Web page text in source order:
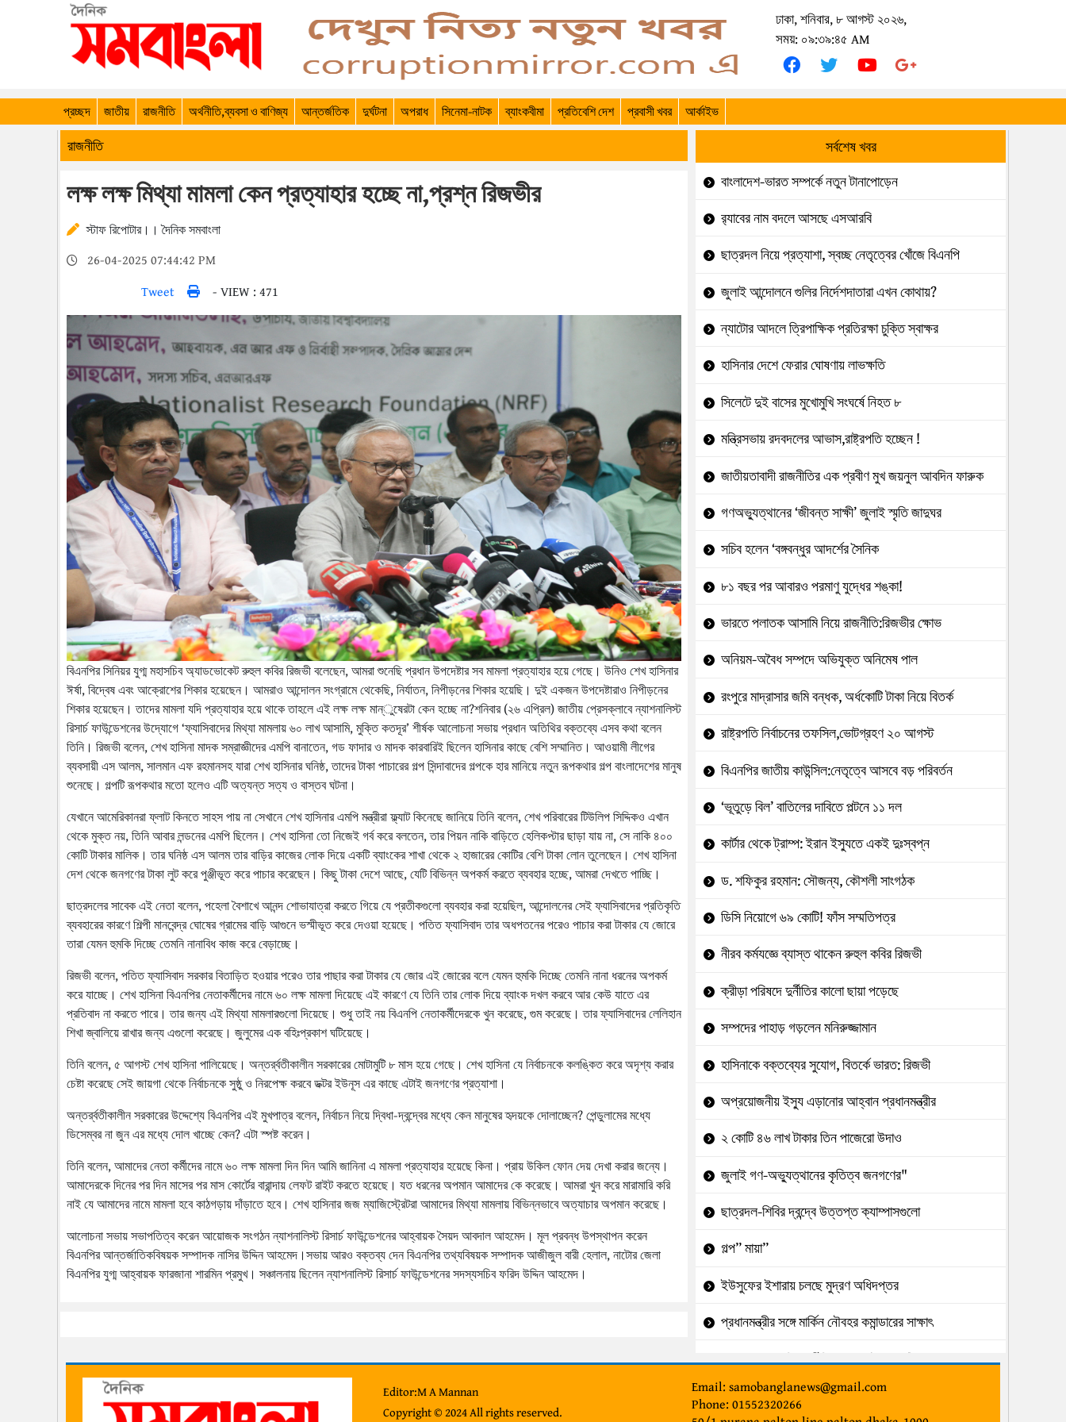
ঢাকা, শনিবার, ৮ আগস্ট ২০২৬,
সময়: ০৯:৩৯:৪৫ AM
প্রচ্ছদ জাতীয় রাজনীতি অর্থনীতি,ব্যবসা ও বাণিজ্য আন্তর্জতিক দুর্ঘটনা অপরাধ সিনেমা-নাটক ব্যাংকবীমা প্রতিবেশি দেশ প্রবাসী খবর আর্কাইভ
রাজনীতি
লক্ষ লক্ষ মিথ্যা মামলা কেন প্রত্যাহার হচ্ছে না,প্রশ্ন রিজভীর
স্টাফ রিপোটার।। দৈনিক সমবাংলা
26-04-2025 07:44:42 PM
Tweet
- VIEW : 471
বিএনপির সিনিয়র যুগ্ম মহাসচিব অ্যাডভোকেট রুহুল কবির রিজভী বলেছেন, আমরা শুনেছি প্রধান উপদেষ্টার সব মামলা প্রত্যাহার হয়ে গেছে। উনিও শেখ হাসিনার
ঈর্ষা, বিদ্বেষ এবং আক্রোশের শিকার হয়েছেন। আমরাও আন্দোলন সংগ্রামে থেকেছি, নির্যাতন, নিপীড়নের শিকার হয়েছি। দুই একজন উপদেষ্টারাও নিপীড়নের
শিকার হয়েছেন। তাদের মামলা যদি প্রত্যাহার হয়ে থাকে তাহলে এই লক্ষ লক্ষ মান্‌ুষেরটা কেন হচ্ছে না?শনিবার (২৬ এপ্রিল) জাতীয় প্রেসক্লাবে ন্যাশনালিস্ট
রিসার্চ ফাউন্ডেশনের উদ্যোগে ‘ফ্যাসিবাদের মিথ্যা মামলায় ৬০ লাখ আসামি, মুক্তি কতদূর’ শীর্ষক আলোচনা সভায় প্রধান অতিথির বক্তব্যে এসব কথা বলেন
তিনি। রিজভী বলেন, শেখ হাসিনা মাদক সম্রাজ্ঞীদের এমপি বানাতেন, গড ফাদার ও মাদক কারবারিই ছিলেন হাসিনার কাছে বেশি সম্মানিত। আওয়ামী লীগের
ব্যবসায়ী এস আলম, সালমান এফ রহমানসহ যারা শেখ হাসিনার ঘনিষ্ঠ, তাদের টাকা পাচারের গল্প সিন্দাবাদের গল্পকে হার মানিয়ে নতুন রূপকথার গল্প বাংলাদেশের মানুষ
শুনেছে। গল্পটি রূপকথার মতো হলেও এটি অত্যন্ত সত্য ও বাস্তব ঘটনা।
যেখানে আমেরিকানরা ফ্লাট কিনতে সাহস পায় না সেখানে শেখ হাসিনার এমপি মন্ত্রীরা ফ্ল্যাট কিনেছে জানিয়ে তিনি বলেন, শেখ পরিবারের টিউলিপ সিদ্দিকও এখান
থেকে মুক্ত নয়, তিনি আবার লন্ডনের এমপি ছিলেন। শেখ হাসিনা তো নিজেই গর্ব করে বলতেন, তার পিয়ন নাকি বাড়িতে হেলিকপ্টার ছাড়া যায় না, সে নাকি ৪০০
কোটি টাকার মালিক। তার ঘনিষ্ঠ এস আলম তার বাড়ির কাজের লোক দিয়ে একটি ব্যাংকের শাখা থেকে ২ হাজারের কোটির বেশি টাকা লোন তুলেছেন। শেখ হাসিনা
দেশ থেকে জনগণের টাকা লুট করে পুঞ্জীভূত করে পাচার করেছেন। কিছু টাকা দেশে আছে, যেটি বিভিন্ন অপকর্ম করতে ব্যবহার হচ্ছে, আমরা দেখতে পাচ্ছি।
ছাত্রদলের সাবেক এই নেতা বলেন, পহেলা বৈশাখে আনন্দ শোভাযাত্রা করতে গিয়ে যে প্রতীকগুলো ব্যবহার করা হয়েছিল, আন্দোলনের সেই ফ্যাসিবাদের প্রতিকৃতি
ব্যবহারের কারণে শিল্পী মানবেন্দ্র ঘোষের গ্রামের বাড়ি আগুনে ভস্মীভূত করে দেওয়া হয়েছে। পতিত ফ্যাসিবাদ তার অধপতনের পরেও পাচার করা টাকার যে জোরে
তারা যেমন হুমকি দিচ্ছে তেমনি নানাবিধ কাজ করে বেড়াচ্ছে।
রিজভী বলেন, পতিত ফ্যাসিবাদ সরকার বিতাড়িত হওয়ার পরেও তার পাছার করা টাকার যে জোর এই জোরের বলে যেমন হুমকি দিচ্ছে তেমনি নানা ধরনের অপকর্ম
করে যাচ্ছে। শেখ হাসিনা বিএনপির নেতাকর্মীদের নামে ৬০ লক্ষ মামলা দিয়েছে এই কারণে যে তিনি তার লোক দিয়ে ব্যাংক দখল করবে আর কেউ যাতে এর
প্রতিবাদ না করতে পারে। তার জন্য এই মিথ্যা মামলারগুলো দিয়েছে। শুধু তাই নয় বিএনপি নেতাকর্মীদেরকে খুন করেছে, গুম করেছে। তার ফ্যাসিবাদের লেলিহান
শিখা জ্বালিয়ে রাখার জন্য এগুলো করেছে। জুলুমের এক বহিঃপ্রকাশ ঘটিয়েছে।
তিনি বলেন, ৫ আগস্ট শেখ হাসিনা পালিয়েছে। অন্তর্র্বতীকালীন সরকারের মোটামুটি ৮ মাস হয়ে গেছে। শেখ হাসিনা যে নির্বাচনকে কলঙ্কিত করে অদৃশ্য করার
চেষ্টা করেছে সেই জায়গা থেকে নির্বাচনকে সুষ্ঠু ও নিরপেক্ষ করবে ডক্টর ইউনূস এর কাছে এটাই জনগণের প্রত্যাশা।
অন্তর্র্বতীকালীন সরকারের উদ্দেশ্যে বিএনপির এই মুখপাত্র বলেন, নির্বাচন নিয়ে দ্বিধা-দ্বন্দ্বের মধ্যে কেন মানুষের হৃদয়কে দোলাচ্ছেন? পেন্ডুলামের মধ্যে
ডিসেম্বর না জুন এর মধ্যে দোল খাচ্ছে কেন? এটা স্পষ্ট করেন।
তিনি বলেন, আমাদের নেতা কর্মীদের নামে ৬০ লক্ষ মামলা দিন দিন আমি জানিনা এ মামলা প্রত্যাহার হয়েছে কিনা। প্রায় উকিল ফোন দেয় দেখা করার জন্যে।
আমাদেরকে দিনের পর দিন মাসের পর মাস কোর্টের বারান্দায় লেফট রাইট করতে হয়েছে। যত ধরনের অপমান আমাদের কে করেছে। আমরা খুন করে মারামারি করি
নাই যে আমাদের নামে মামলা হবে কাঠগড়ায় দাঁড়াতে হবে। শেখ হাসিনার জজ ম্যাজিস্ট্রেটরা আমাদের মিথ্যা মামলায় বিভিন্নভাবে অত্যাচার অপমান করেছে।
আলোচনা সভায় সভাপতিত্ব করেন আয়োজক সংগঠন ন্যাশনালিস্ট রিসার্চ ফাউন্ডেশনের আহ্বায়ক সৈয়দ আবদাল আহমেদ। মূল প্রবন্ধ উপস্থাপন করেন
বিএনপির আন্তর্জাতিকবিষয়ক সম্পাদক নাসির উদ্দিন আহমেদ।সভায় আরও বক্তব্য দেন বিএনপির তথ্যবিষয়ক সম্পাদক আজীজুল বারী হেলাল, নাটোর জেলা
বিএনপির যুগ্ম আহ্বায়ক ফারজানা শারমিন প্রমুখ। সঞ্চালনায় ছিলেন ন্যাশনালিস্ট রিসার্চ ফাউন্ডেশনের সদস্যসচিব ফরিদ উদ্দিন আহমেদ।
সর্বশেষ খবর
বাংলাদেশ-ভারত সম্পর্কে নতুন টানাপোড়েন
র‍্যাবের নাম বদলে আসছে এসআরবি
ছাত্রদল নিয়ে প্রত্যাশা, স্বচ্ছ নেতৃত্বের খোঁজে বিএনপি
জুলাই আন্দোলনে গুলির নির্দেশদাতারা এখন কোথায়?
ন্যাটোর আদলে ত্রিপাক্ষিক প্রতিরক্ষা চুক্তি স্বাক্ষর
হাসিনার দেশে ফেরার ঘোষণায় লাভক্ষতি
সিলেটে দুই বাসের মুখোমুখি সংঘর্ষে নিহত ৮
মন্ত্রিসভায় রদবদলের আভাস,রাষ্ট্রপতি হচ্ছেন !
জাতীয়তাবাদী রাজনীতির এক প্রবীণ মুখ জয়নুল আবদিন ফারুক
গণঅভ্যুত্থানের ‘জীবন্ত সাক্ষী’ জুলাই স্মৃতি জাদুঘর
সচিব হলেন ‘বঙ্গবন্ধুর আদর্শের সৈনিক
৮১ বছর পর আবারও পরমাণু যুদ্ধের শঙ্কা!
ভারতে পলাতক আসামি নিয়ে রাজনীতি:রিজভীর ক্ষোভ
অনিয়ম-অবৈধ সম্পদে অভিযুক্ত অনিমেষ পাল
রংপুরে মাদ্রাসার জমি বন্ধক, অর্ধকোটি টাকা নিয়ে বিতর্ক
রাষ্ট্রপতি নির্বাচনের তফসিল,ভোটগ্রহণ ২০ আগস্ট
বিএনপির জাতীয় কাউন্সিল:নেতৃত্বে আসবে বড় পরিবর্তন
‘ভূতুড়ে বিল’ বাতিলের দাবিতে পল্টনে ১১ দল
কার্টার থেকে ট্রাম্প: ইরান ইস্যুতে একই দুঃস্বপ্ন
ড. শফিকুর রহমান: সৌজন্য, কৌশলী সাংগঠক
ডিসি নিয়োগে ৬৯ কোটি! ফাঁস সম্মতিপত্র
নীরব কর্মযজ্ঞে ব্যাস্ত থাকেন রুহুল কবির রিজভী
ক্রীড়া পরিষদে দুর্নীতির কালো ছায়া পড়েছে
সম্পদের পাহাড় গড়লেন মনিরুজ্জামান
হাসিনাকে বক্তব্যের সুযোগ, বিতর্কে ভারত: রিজভী
অপ্রয়োজনীয় ইস্যু এড়ানোর আহ্বান প্রধানমন্ত্রীর
২ কোটি ৪৬ লাখ টাকার তিন পাজেরো উদাও
জুলাই গণ-অভ্যুত্থানের কৃতিত্ব জনগণের"
ছাত্রদল-শিবির দ্বন্দ্বে উত্তপ্ত ক্যাম্পাসগুলো
গল্প” মায়া”
ইউসুফের ইশারায় চলছে মুদ্রণ অধিদপ্তর
প্রধানমন্ত্রীর সঙ্গে মার্কিন নৌবহর কমান্ডারের সাক্ষাৎ
চেয়ারম্যান-এমডির দুর্নীতিতে সঙ্কটে ব্যাংকটি
ঢামেকে সিন্ডিকেটের বিরুদ্ধে দুদকে অভিযোগ
Editor:M A Mannan
Copyright © 2024 All rights reserved.
Email: samobanglanews@gmail.com
Phone: 01552320266